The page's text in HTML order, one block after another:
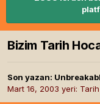
Bizim Tarih
Son yazan:
Mart 16, 2003 yeri: Tarih